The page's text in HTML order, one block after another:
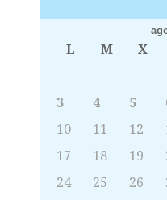
L M X
3
4 5
10
11 12
17
18 19
24
25 26